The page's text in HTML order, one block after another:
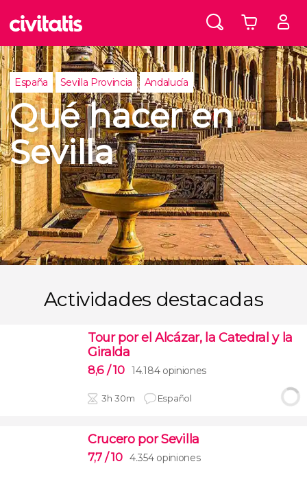
España Sevilla Provincia Andalucía
Qué hacer en
Sevilla
Actividades destacadas
Tour por el Alcázar, la Catedral y la
Giralda
8,6 / 10 14.184 opiniones
3h 30m Español
Crucero por Sevilla
7,7 / 10 4.354 opiniones